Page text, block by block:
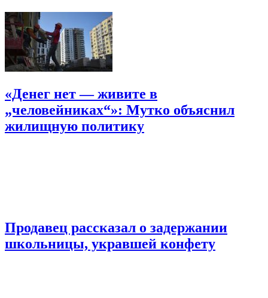
«Денег нет — живите в
„человейниках“»: Мутко объяснил
жилищную политику
Продавец рассказал о задержании
школьницы, укравшей конфету